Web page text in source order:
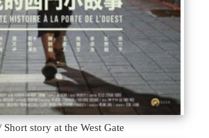
story at the West Gate